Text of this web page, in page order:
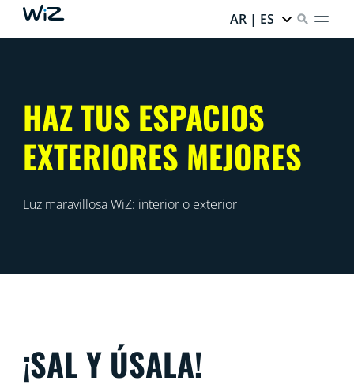
AR | ES
HAZ TUS ESPACIOS
EXTERIORES MEJORES
Luz maravillosa WiZ: interior o exterior
¡SAL Y ÚSALA!